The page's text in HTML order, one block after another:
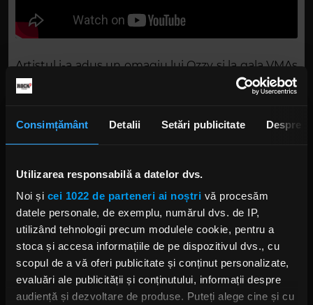
Consimțământ Detalii Setări publicitate Despre
Utilizarea responsabilă a datelor dvs.
Noi și cei 1022 de parteneri ai noștri vă procesăm
datele personale, de exemplu, numărul dvs. de IP,
utilizând tehnologii precum modulele cookie, pentru a
stoca și accesa informațiile de pe dispozitivul dvs., cu
scopul de a vă oferi publicitate și conținut personalizate,
evaluări ale publicității și conținutului, informații despre
audiență și dezvoltare de produse. Puteți alege cine și cu
Artistul i-a adus un omagiu lui Ozzy și la gala VMAs
din septembrie, alături de Steven Tyler și Joe Perry
(Aerosmith) și Nuno Bettencourt. Momentul a
Dan Hawkins (The Darkness), care a numit
Ulterior, Justin Hawkins, solistul trupei The
Darkness, a detaliat criticile pe canalul său de
YouTube, descriind momentul drept „rock’n’roll
văzut printr-un filtru de Instagram” și afirmând că
„Yungblud pare să se fi poziționat ca un
moștenitor natural al lui Ozzy, fără legătură cu